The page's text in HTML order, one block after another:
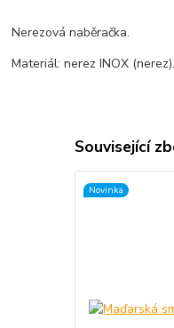
Nerezová naběračka.
Materiál: nerez INOX (nerez).
Související
Novinka